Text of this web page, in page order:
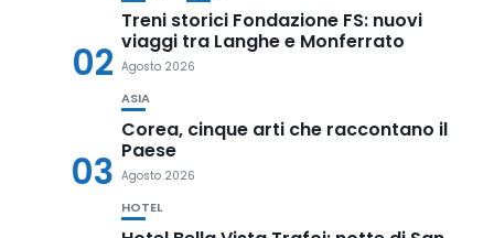
02
Treni storici Fondazione FS: nuovi
viaggi tra Langhe e Monferrato
Agosto 2026
03
ASIA
Corea, cinque arti che raccontano il
Paese
Agosto 2026
HOTEL